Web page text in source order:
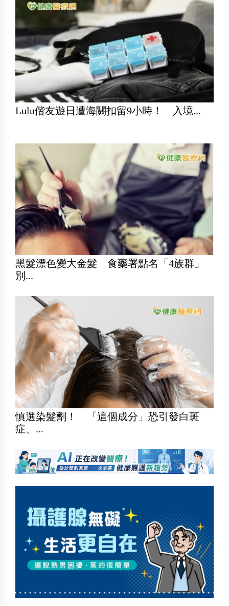
Lulu偕友遊日遭海關扣留9小時！ 入境...
黑髮漂色變大金髮 食藥署點名「4族群」
別...
慎選染髮劑！ 「這個成分」恐引發白斑
症、...